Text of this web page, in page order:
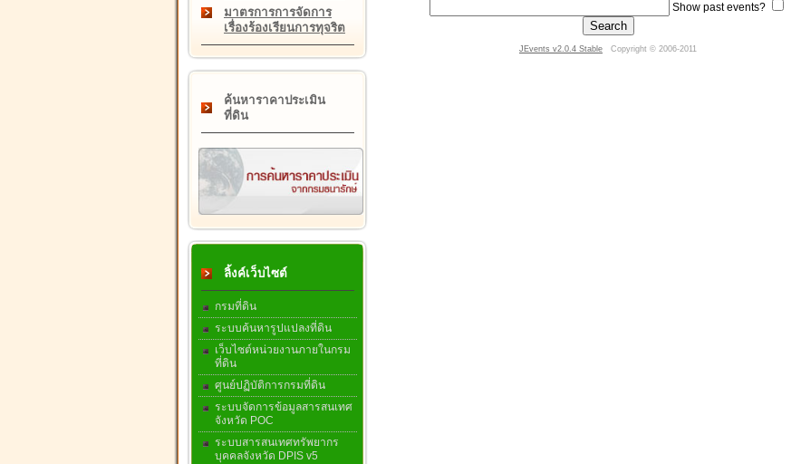
มาตรการการจัดการ
เรื่องร้องเรียนการทุจริต
ค้นหาราคาประเมิน
ที่ดิน
ลิ้งค์เว็บไซต์
กรมที่ดิน
ระบบค้นหารูปแปลงที่ดิน
เว็บไซต์หน่วยงานภายในกรม
ที่ดิน
ศูนย์ปฏิบัติการกรมที่ดิน
ระบบจัดการข้อมูลสารสนเทศ
จังหวัด POC
ระบบสารสนเทศทรัพยากร
บุคคลจังหวัด DPIS v5
Show past events?
JEvents v2.0.4 Stable Copyright © 2006-2011